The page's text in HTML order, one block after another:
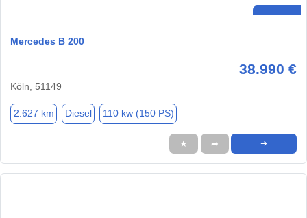
Mercedes B 200
38.990 €
Köln, 51149
2.627 km Diesel 110 kw (150 PS)
★ ➦ ➜